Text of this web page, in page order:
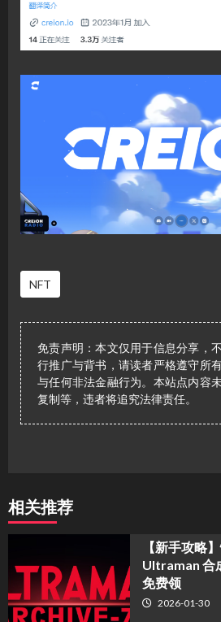
NFT
免责声明：本文仅用于信息分享，
行推广与背书，请读者严格遵守所
与任何非法金融行为。本站点内容
复制等，违者将追究法律责任。
相关推荐
【新手攻略
Ultraman 合
免费领
2026-01-30